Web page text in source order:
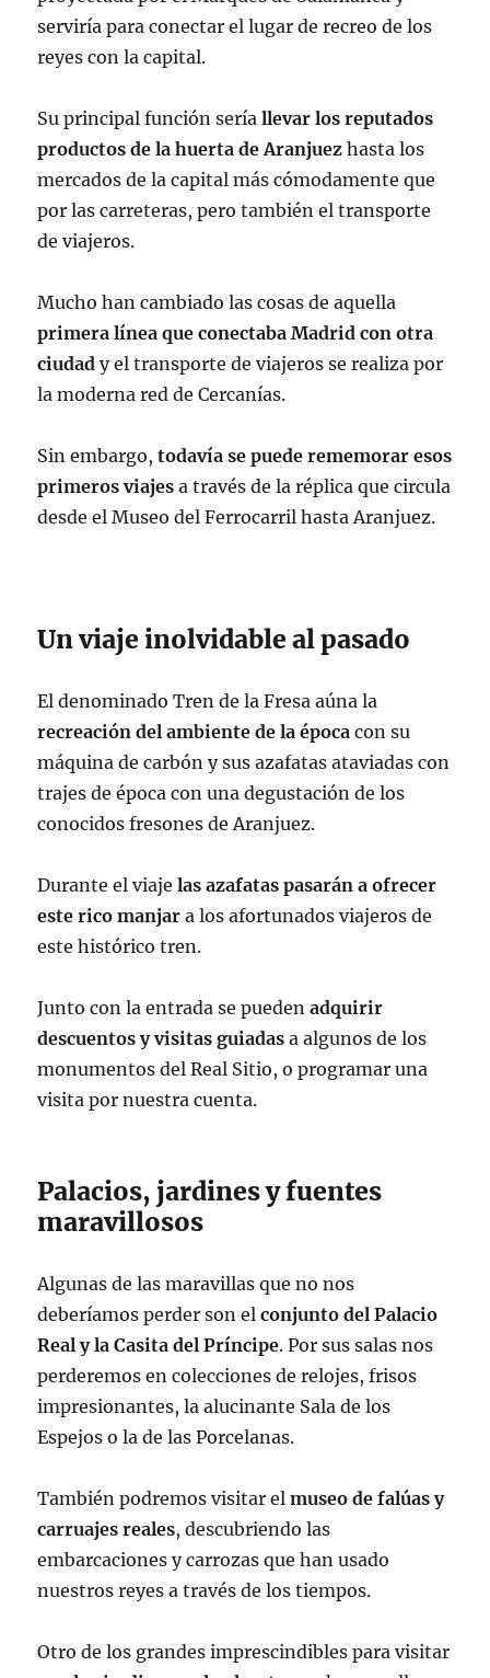
serviría para conectar el lugar de recreo de los
reyes con la capital.
Su principal función seríallevar los reputados
productos de la huerta de Aranjuez hasta los
mercados de la capital más cómodamente que
por las carreteras, pero también el transporte
de viajeros.
Mucho han cambiado las cosas de aquella
primera línea que conectaba Madrid con otra
ciudad y el transporte de viajeros se realiza por
la moderna red de Cercanías.
Sin embargo,todavía se puede rememorar esos
primeros viajes a través de la réplica que circula
desde el Museo del Ferrocarril hasta Aranjuez.
Un viaje inolvidable al pasado
El denominado Tren de la Fresa aúna la
recreación del ambiente de la época con su
máquina de carbón y sus azafatas ataviadas con
trajes de época con una degustación de los
conocidos fresones de Aranjuez.
Durante el viajelas azafatas pasarán a ofrecer
este rico manjar a los afortunados viajeros de
este histórico tren.
Junto con la entrada se puedenadquirir
descuentos y visitas guiadas a algunos de los
monumentos del Real Sitio, o programar una
visita por nuestra cuenta.
Palacios, jardines y fuentes
maravillosos
Algunas de las maravillas que no nos
deberíamos perder son el conjunto del Palacio
Real y la Casita del Príncipe. Por sus salas nos
perderemos en colecciones de relojes, frisos
impresionantes, la alucinante Sala de los
Espejos o la de las Porcelanas.
También podremos visitar elmuseo de falúas y
carruajes reales, descubriendo las
embarcaciones y carrozas que han usado
nuestros reyes a través de los tiempos.
Otro de los grandes imprescindibles para visitar